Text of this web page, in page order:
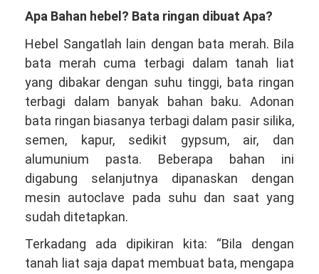
Apa Bahan hebel? Bata ringan dibuat Apa?
Hebel Sangatlah lain dengan bata merah. Bila
bata merah cuma terbagi dalam tanah liat
yang dibakar dengan suhu tinggi, bata ringan
terbagi dalam banyak bahan baku. Adonan
bata ringan biasanya terbagi dalam pasir silika,
semen, kapur, sedikit gypsum, air, dan
alumunium pasta. Beberapa bahan ini
digabung selanjutnya dipanaskan dengan
mesin autoclave pada suhu dan saat yang
sudah ditetapkan.
Terkadang ada dipikiran kita: “Bila dengan
tanah liat saja dapat membuat bata, mengapa